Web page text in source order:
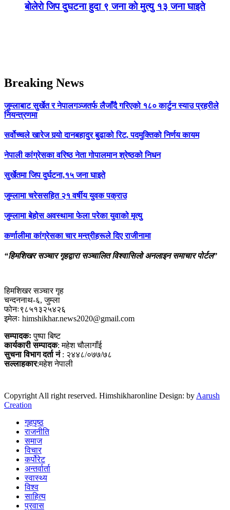
बाेलेराे जिप दुघटना हुदा ९ जना काे मुत्यु १३ जना घाइते
Breaking News
जुम्लाबाट सुर्खेत र नेपालगञ्जतर्फ लैजाँदै गरिएको १८० कार्टुन स्याउ प्रहरीले
नियन्त्रणमा
सर्वोच्चले खारेज गर्‍यो दानबहादुर बुढाको रिट, पदमुक्तिको निर्णय कायम
नेपाली कांग्रेसका वरिष्ठ नेता गोपालमान श्रेष्ठको निधन
सुर्खेतमा जिप दुर्घटना,१५ जना घाइते
जुम्लामा चरेससहित २१ वर्षीय युवक पक्राउ
जुम्लामा बेहोस अवस्थामा फेला परेका युवाको मृत्यु
कर्णालीमा कांग्रेसका चार मन्त्रीहरूले दिए राजीनामा
“हिमशिखर सञ्चार गृहद्वारा सञ्चालित विश्वासिलो अनलाइन समाचार पोर्टल”
हिमशिखर सञ्चार गृह
चन्दननाथ-६, जुम्ला
फोनः९८५१३२५४२६
इमेलः himshikhar.news2020@gmail.com
सम्पादकःपुष्पा बिष्ट
कार्यकारी सम्पादक: महेश चौलागाँई
सुचना विभाग दर्ता नं: २४४८/०७७/७८
सल्लाहकार:महेश नेपाली
Copyright All right reserved. Himshikharonline Design: byAarush
Creation
गृहपृष्ठ
राजनीति
समाज
विचार
कर्पोरेट
अन्तर्वार्ता
स्वास्थ्य
विश्व
साहित्य
प्रवास